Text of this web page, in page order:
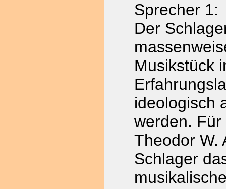
Sprecher 1:
Der
Musikstück
ideologisch
werden.
Theodor W.
Schlager